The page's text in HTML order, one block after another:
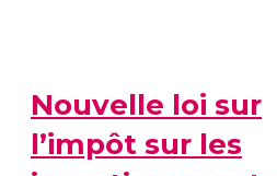
Nouvelle loi sur
l’impôt sur les